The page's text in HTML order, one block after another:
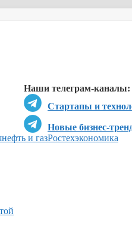
Наши телеграм-каналы:
Стартапы и
Новые бизнес-
нефть и газРостехэкономика